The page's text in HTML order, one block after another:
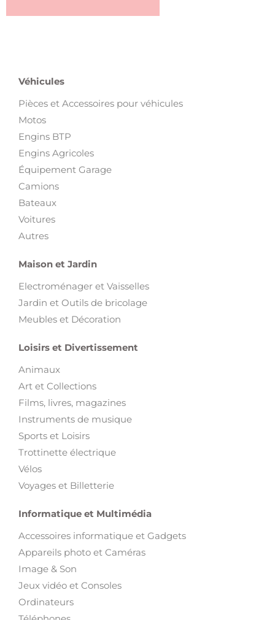
Véhicules
Pièces et Accessoires pour véhicules
Motos
Engins BTP
Engins Agricoles
Équipement Garage
Camions
Bateaux
Voitures
Autres
Maison et Jardin
Electroménager et Vaisselles
Jardin et Outils de bricolage
Meubles et Décoration
Loisirs et Divertissement
Animaux
Art et Collections
Films, livres, magazines
Instruments de musique
Sports et Loisirs
Trottinette électrique
Vélos
Voyages et Billetterie
Informatique et Multimédia
Accessoires informatique et Gadgets
Appareils photo et Caméras
Image & Son
Jeux vidéo et Consoles
Ordinateurs